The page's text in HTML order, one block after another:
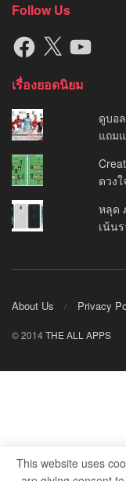
Follow Us
Facebook
X YouTube
เรื่องยอดนิยม
ดูบอ
แถม
ดวง
หลุด
เน้น
About Us Privacy
© 2014THE ALL APPS
This website uses